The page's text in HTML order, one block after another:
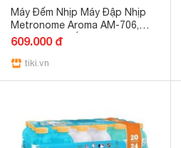
Máy Đếm Nhịp Máy Đập Nhịp
Metronome Aroma AM-706,
AM-707 Có Nắp Bảo Vệ Giúp
Hàng chính hãng - AM-707 -
609.000 đ
tiki.vn